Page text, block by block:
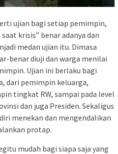
ujian bagi setiap pemimpin,
krisis” benar adanya dan
medan ujian itu. Dimasa
benar diuji dan warga menilai
Ujian ini berlaku bagi
dari pemimpin keluarga,
tingkat RW, sampai pada level
dan juga Presiden. Sekaligus
menekan dan mengendalikan
protap.
mudah bagi siapa saja yang